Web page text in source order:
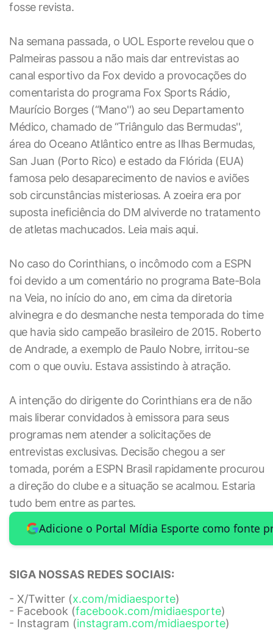
fosse revista.
Na semana passada, o UOL Esporte revelou que o
Palmeiras passou a não mais dar entrevistas ao
canal esportivo da Fox devido a provocações do
comentarista do programa Fox Sports Rádio,
Maurício Borges (“Mano'') ao seu Departamento
Médico, chamado de “Triângulo das Bermudas'',
área do Oceano Atlântico entre as Ilhas Bermudas,
San Juan (Porto Rico) e estado da Flórida (EUA)
famosa pelo desaparecimento de navios e aviões
sob circunstâncias misteriosas. A zoeira era por
suposta ineficiência do DM alviverde no tratamento
de atletas machucados. Leia mais aqui.
No caso do Corinthians, o incômodo com a ESPN
foi devido a um comentário no programa Bate-Bola
na Veia, no início do ano, em cima da diretoria
alvinegra e do desmanche nesta temporada do time
que havia sido campeão brasileiro de 2015. Roberto
de Andrade, a exemplo de Paulo Nobre, irritou-se
com o que ouviu. Estava assistindo à atração.
A intenção do dirigente do Corinthians era de não
mais liberar convidados à emissora para seus
programas nem atender a solicitações de
entrevistas exclusivas. Decisão chegou a ser
tomada, porém a ESPN Brasil rapidamente procurou
a direção do clube e a situação se acalmou. Estaria
tudo bem entre as partes.
Adicione o Portal Mídia Esporte como fonte
SIGA NOSSAS REDES SOCIAIS:
- X/Twitter (x.com/midiaesporte)
- Facebook (facebook.com/midiaesporte)
- Instagram (instagram.com/midiaesporte)